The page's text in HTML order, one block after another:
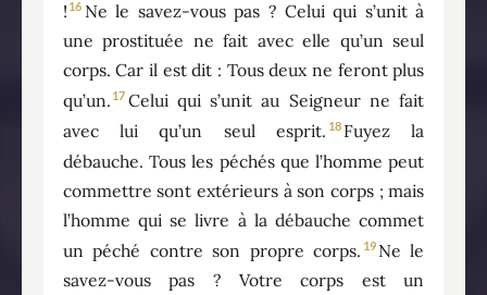
! 16 Ne le savez-vous pas ? Celui qui s’unit à
une prostituée ne fait avec elle qu’un seul
corps. Car il est dit : Tous deux ne feront plus
qu’un. 17 Celui qui s’unit au Seigneur ne fait
avec lui qu’un seul esprit. 18 Fuyez la
débauche. Tous les péchés que l’homme peut
commettre sont extérieurs à son corps ; mais
l’homme qui se livre à la débauche commet
un péché contre son propre corps. 19 Ne le
savez-vous pas ? Votre corps est un